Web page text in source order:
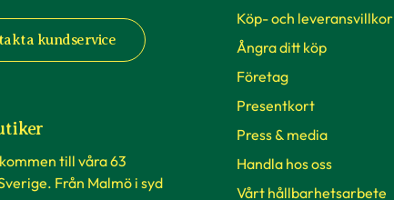
kundservice
till våra 63
Från Malmö i syd
Köp- och leveransvillkor
Ångra ditt köp
Företag
Presentkort
Press & media
Handla hos oss
Vårt hållbarhetsarbete